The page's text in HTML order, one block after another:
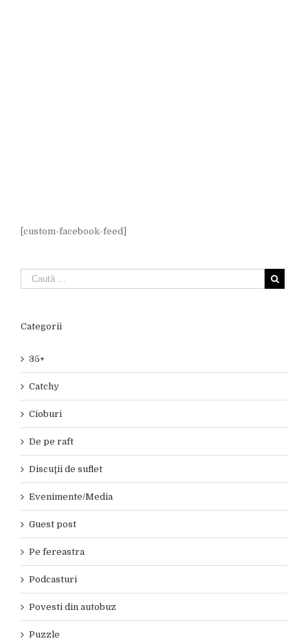
[custom-facebook-feed]
Categorii
35+
Catchy
Cioburi
De pe raft
Discuţii de suflet
Evenimente/Media
Guest post
Pe fereastra
Podcasturi
Povesti din autobuz
Puzzle